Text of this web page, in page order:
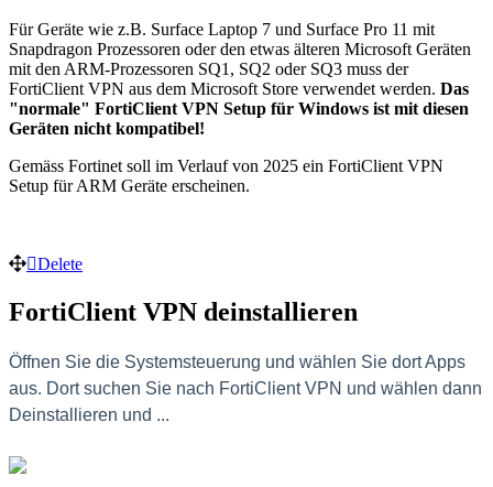
Für Geräte wie z.B. Surface Laptop 7 und Surface Pro 11 mit
Snapdragon Prozessoren oder den etwas älteren Microsoft Geräten
mit den ARM-Prozessoren SQ1, SQ2 oder SQ3 muss der
FortiClient VPN aus dem Microsoft Store verwendet werden. Das
"normale" FortiClient VPN Setup für Windows ist mit diesen
Geräten nicht kompatibel!
Gemäss Fortinet soll im Verlauf von 2025 ein FortiClient VPN
Setup für ARM Geräte erscheinen.
Delete
FortiClient VPN deinstallieren
Öffnen Sie die Systemsteuerung und wählen Sie dort Apps
aus. Dort suchen Sie nach FortiClient VPN und wählen dann
Deinstallieren und ...